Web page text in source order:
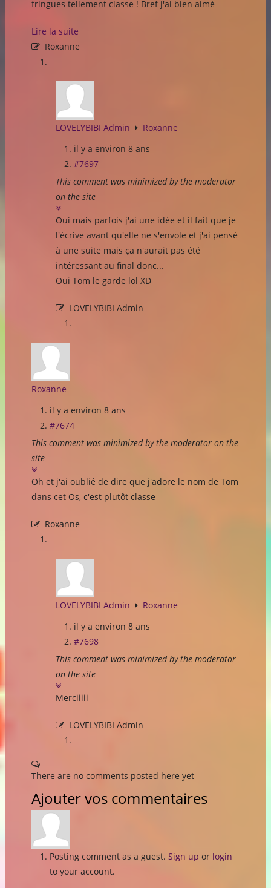
fringues tellement classe ! Bref j'ai bien aimé
Lire la suite
Roxanne
LOVELYBIBI Admin
Roxanne
il y a environ 8 ans
#7697
This comment was minimized by the moderator
on the site
Oui mais parfois j'ai une idée et il fait que je
l'écrive avant qu'elle ne s'envole et j'ai pensé
à une suite mais ça n'aurait pas été
intéressant au final donc...
Oui Tom le garde lol XD
LOVELYBIBI Admin
Roxanne
il y a environ 8 ans
#7674
This comment was minimized by the moderator on the
site
Oh et j'ai oublié de dire que j'adore le nom de Tom
dans cet Os, c'est plutôt classe
Roxanne
LOVELYBIBI Admin
Roxanne
il y a environ 8 ans
#7698
This comment was minimized by the moderator
on the site
Merciiiii
LOVELYBIBI Admin
There are no comments posted here yet
Ajouter vos commentaires
Posting comment as a guest. Sign up or login
to your account.